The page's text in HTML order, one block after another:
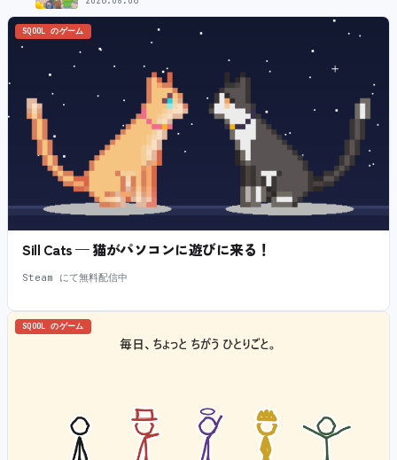
SQOOL のゲーム
Sill Cats — 猫がパソコンに遊びに来る！
Steam にて無料配信中
SQOOL のゲーム